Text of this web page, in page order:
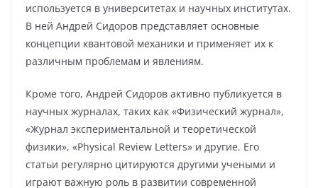
используется в университетах и научных институтах.
В ней Андрей Сидоров представляет основные
концепции квантовой механики и применяет их к
различным проблемам и явлениям.
Кроме того, Андрей Сидоров активно публикуется в
научных журналах, таких как «Физический журнал»,
«Журнал экспериментальной и теоретической
физики», «Physical Review Letters» и другие. Его
статьи регулярно цитируются другими учеными и
играют важную роль в развитии современной